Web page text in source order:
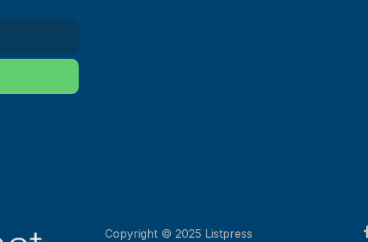
Copyright © 2025 Listpress